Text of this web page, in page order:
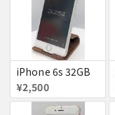
iPhone 6s 32GB
¥2,500